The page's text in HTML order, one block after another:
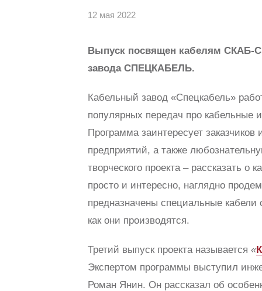
12 мая 2022
Выпуск посвящен кабелям СКАБ-С
завода СПЕЦКАБЕЛЬ.
Кабельный завод «Спецкабель»
популярных передач про кабельные
Программа заинтересует заказчиков
предприятий, а также
творческого проекта – рассказать о
просто и интересно, наглядно
предназначены специальные
как они производятся.
Третий выпуск проекта называется «
Экспертом программы выступил
Роман Янин. Он рассказал об